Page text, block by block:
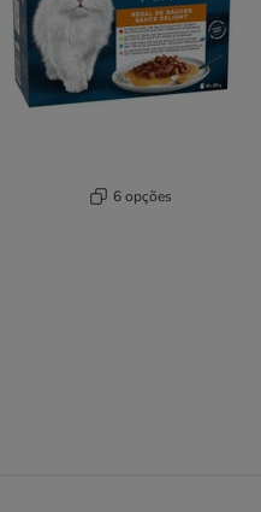
6 opções